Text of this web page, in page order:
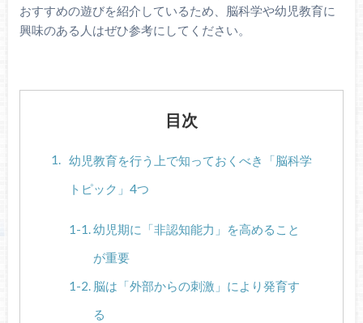
おすすめの遊びを紹介しているため、脳科学や幼児教育に
興味のある人はぜひ参考にしてください。
目次
幼児教育を行う上で知っておくべき「脳科学
トピック」4つ
幼児期に「非認知能力」を高めること
が重要
脳は「外部からの刺激」により発育す
る